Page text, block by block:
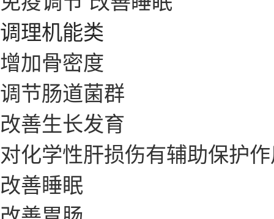
调理机能类
增加骨密度
调节肠道菌群
改善生长发育
对化学性肝损伤有辅助保护
改善睡眠